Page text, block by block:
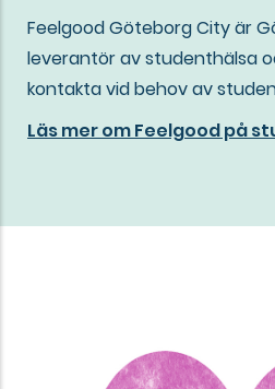
Feelgood Göteborg City är
leverantör av studenthälsa
kontakta vid behov av
Läs mer om Feelgood på